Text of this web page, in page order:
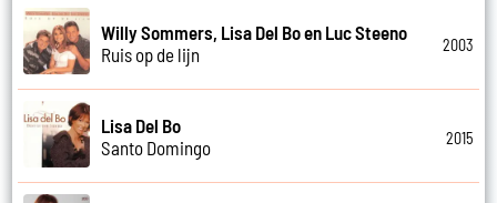
Willy Sommers, Lisa Del Bo en Luc Steeno
Ruis op de lijn
2003
Lisa Del Bo
Santo Domingo
2015